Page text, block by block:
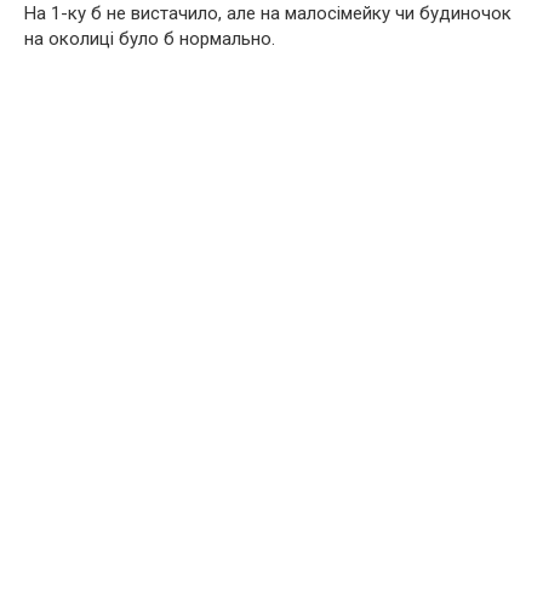
На 1-ку б не вистачило, але на малосімейку чи будиночок
на околиці було б нормально.